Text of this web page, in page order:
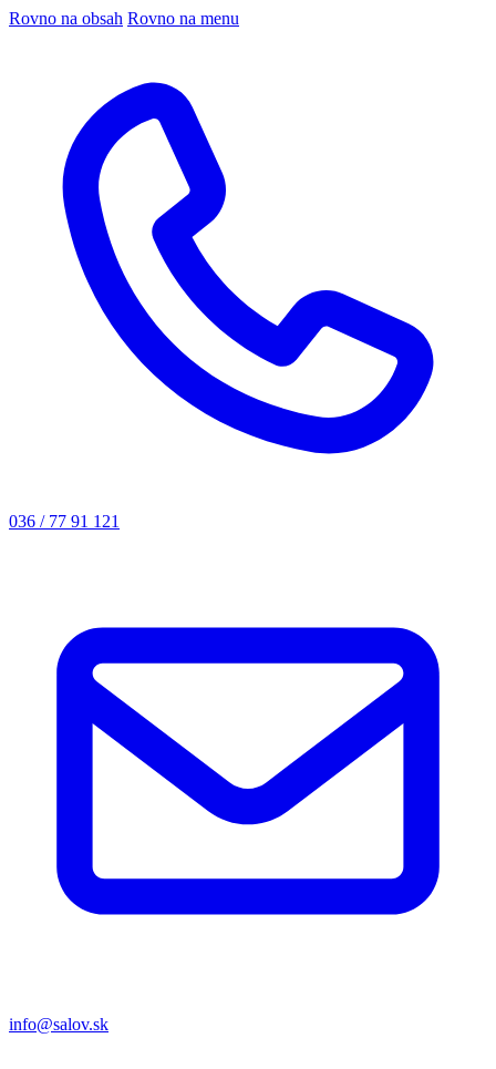
Rovno na obsah Rovno na menu
036 / 77 91 121
info@salov.sk